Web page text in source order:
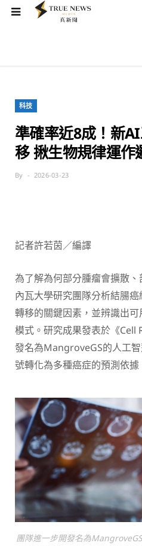
科技
準確率近8成！新
移 揪生物規律運作
By 2026-03-23
記者許若茵／編譯
為了解為何部分腫瘤會擴散
內瓦大學研究團隊分析結腸
轉移的關鍵因素，並辨識出
模式。研究成果發表於《Cell
發名為MangroveGS的人工
號轉化為多種癌症的預測依據
團隊進一步開發名為